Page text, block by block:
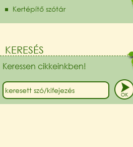
Kertépítő szótár
KERESÉS
Keressen cikkeinkben!